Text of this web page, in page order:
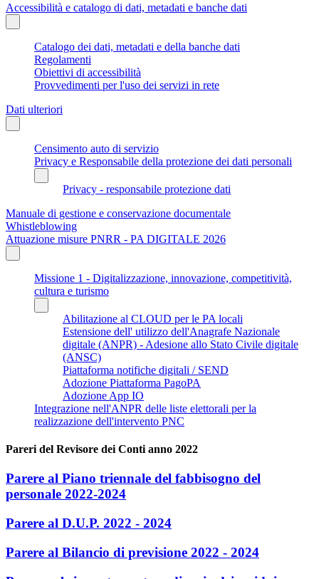
Accessibilità e catalogo di dati, metadati e banche dati
Catalogo dei dati, metadati e della banche dati
Regolamenti
Obiettivi di accessibilità
Provvedimenti per l'uso dei servizi in rete
Dati ulteriori
Censimento auto di servizio
Privacy e Responsabile della protezione dei dati personali
Privacy - responsabile protezione dati
Manuale di gestione e conservazione documentale
Whistleblowing
Attuazione misure PNRR - PA DIGITALE 2026
Missione 1 - Digitalizzazione, innovazione, competitività,
cultura e turismo
Abilitazione al CLOUD per le PA locali
Estensione dell' utilizzo dell'Anagrafe Nazionale
digitale (ANPR) - Adesione allo Stato Civile digitale
(ANSC)
Piattaforma notifiche digitali / SEND
Adozione Piattaforma PagoPA
Adozione App IO
Integrazione nell'ANPR delle liste elettorali per la
realizzazione dell'intervento PNC
Pareri del Revisore dei Conti anno 2022
Parere al Piano triennale del fabbisogno del
personale 2022-2024
Parere al D.U.P. 2022 - 2024
Parere al Bilancio di previsione 2022 - 2024